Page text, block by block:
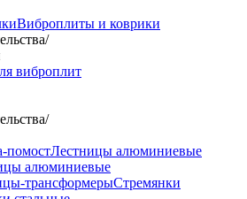
Виброплиты и коврики
/
виброплит
/
помостЛестницы алюминиевые
алюминиевые
трансформерыСтремянки